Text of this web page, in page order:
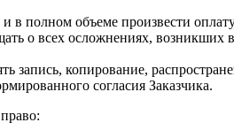
в полном объеме произвести
о всех осложнениях, возникших
запись, копирование,
согласия Заказчика.